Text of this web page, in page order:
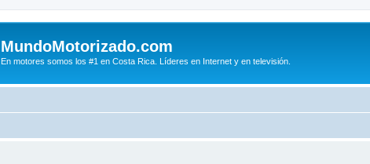
MundoMotorizado.com
En motores somos los #1 en Costa Rica. Líderes en Internet y en televisión.